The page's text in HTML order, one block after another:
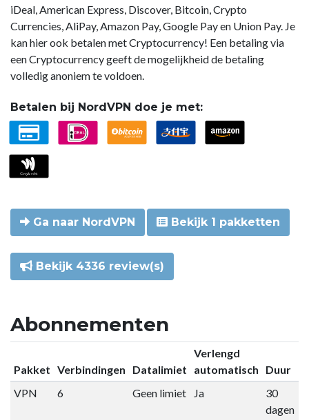
iDeal, American Express, Discover, Bitcoin, Crypto
Currencies, AliPay, Amazon Pay, Google Pay en Union Pay. Je
kan hier ook betalen met Cryptocurrency! Een betaling via
een Cryptocurrency geeft de mogelijkheid de betaling
volledig anoniem te voldoen.
Betalen bij NordVPN doe je met:
Ga naar NordVPN Bekijk 1 pakketten
Bekijk 4336 review(s)
Abonnementen
Pakket Verbindingen Datalimiet
Verlengd
automatisch
Duur
VPN
6 Geen limiet Ja
30
dagen